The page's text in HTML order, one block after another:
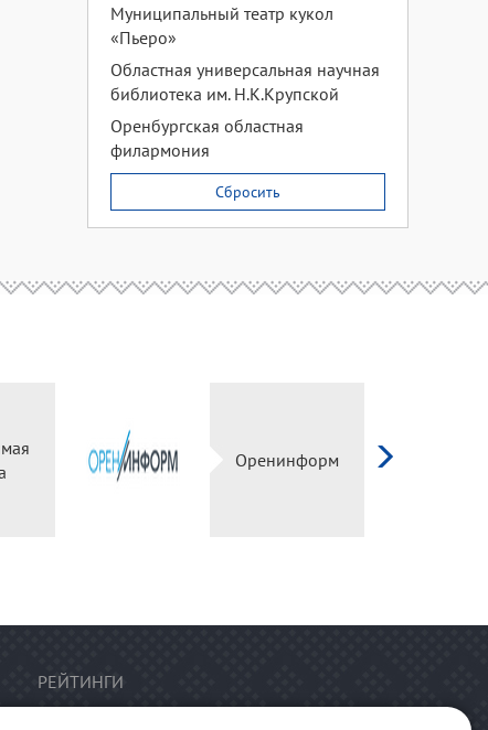
Муниципальный театр кукол
«Пьеро»
Областная универсальная научная
библиотека им. Н.К.Крупской
Оренбургская областная
филармония
Сбросить
Оренинформ
РЕЙТИНГИ